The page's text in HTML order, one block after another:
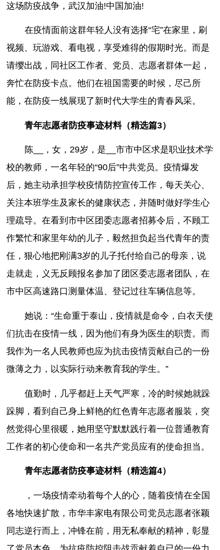
这场防疫战争，武汉加油!中国加油!
在疫情面前这群年轻人没有选择“宅”在家里，刷
视频、玩游戏、看电视，享受难得的假期时光。而是
请缨出战，同社区工作者、党员、志愿者群体一起，
奔忙在防疫卡点。他们在祖国需要的时候，尽己所
能，在防疫一线展现了新时代大学生的青春风采。
青年志愿者防疫事迹材料（精选篇3）
陈__，女，29岁，是__市市中区求是职业技术学
校的教师，一名年轻的“90后”中共党员。疫情爆发
后，她主动承担学校疫情防控宣传工作，每天关心、
关注本班学生及家长的健康状态，并随时做好学生心
理疏导。在看到市中区团委志愿者招募令后，不顾工
作繁忙和家里年幼的儿子，毅然担负起当代青年的责
任，狠心地把刚满3岁的儿子托付给自己的母亲，说
走就走，义无反顾报名参加了团区委志愿者团队，在
市中区高速路口测量体温、登记过往车辆信息等。
她说：“生命重于泰山，疫情就是命令，白衣天使
们抗击在疫情一线，因为他们有身为医生的职责。而
我作为一名人民教师也应为抗击疫情贡献自己的一份
微薄之力，以实际行动来教育我的学生。”
值勤时，几乎都赶上天气严寒，冷的时候她就跺
跺脚，看到自己身上鲜艳的红色青年志愿者服装，突
然觉得心里很暖，她用坚守默默践行着一位普通教育
工作者的初心使命和一名共产党员应有的使命担当。
青年志愿者防疫事迹材料（精选篇4）
，一场疫情牵动着每个人的心，随着疫情在全国
各地快速扩散，市华丰家电有限公司党员志愿者张颖
同志逆行而上，冲锋在前，用无私奉献的精神，彰显